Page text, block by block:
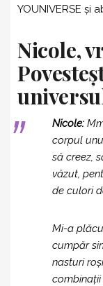
YOUNIVERSE și
Nicole,
Nicole:
corpul
să creez,
văzut,
de culori
Mi-a
cumpăr
nasturi
combinații